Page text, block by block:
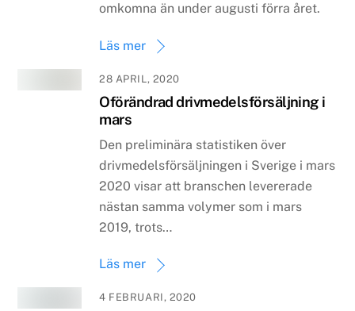
omkomna än under augusti förra året.
Läs mer
28 APRIL, 2020
Oförändrad drivmedelsförsäljning i
mars
Den preliminära statistiken över
drivmedelsförsäljningen i Sverige i mars
2020 visar att branschen levererade
nästan samma volymer som i mars
2019, trots…
Läs mer
4 FEBRUARI, 2020